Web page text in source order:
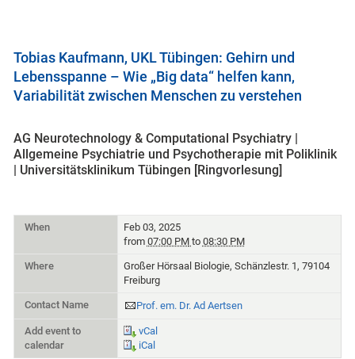
Tobias Kaufmann, UKL Tübingen: Gehirn und
Lebensspanne – Wie „Big data“ helfen kann,
Variabilität zwischen Menschen zu verstehen
AG Neurotechnology & Computational Psychiatry |
Allgemeine Psychiatrie und Psychotherapie mit Poliklinik
| Universitätsklinikum Tübingen [Ringvorlesung]
When
Feb 03, 2025
from 07:00 PM to 08:30 PM
Where
Großer Hörsaal Biologie, Schänzlestr. 1, 79104
Freiburg
Contact Name Prof. em. Dr. Ad Aertsen
Add event to
calendar
vCal
iCal